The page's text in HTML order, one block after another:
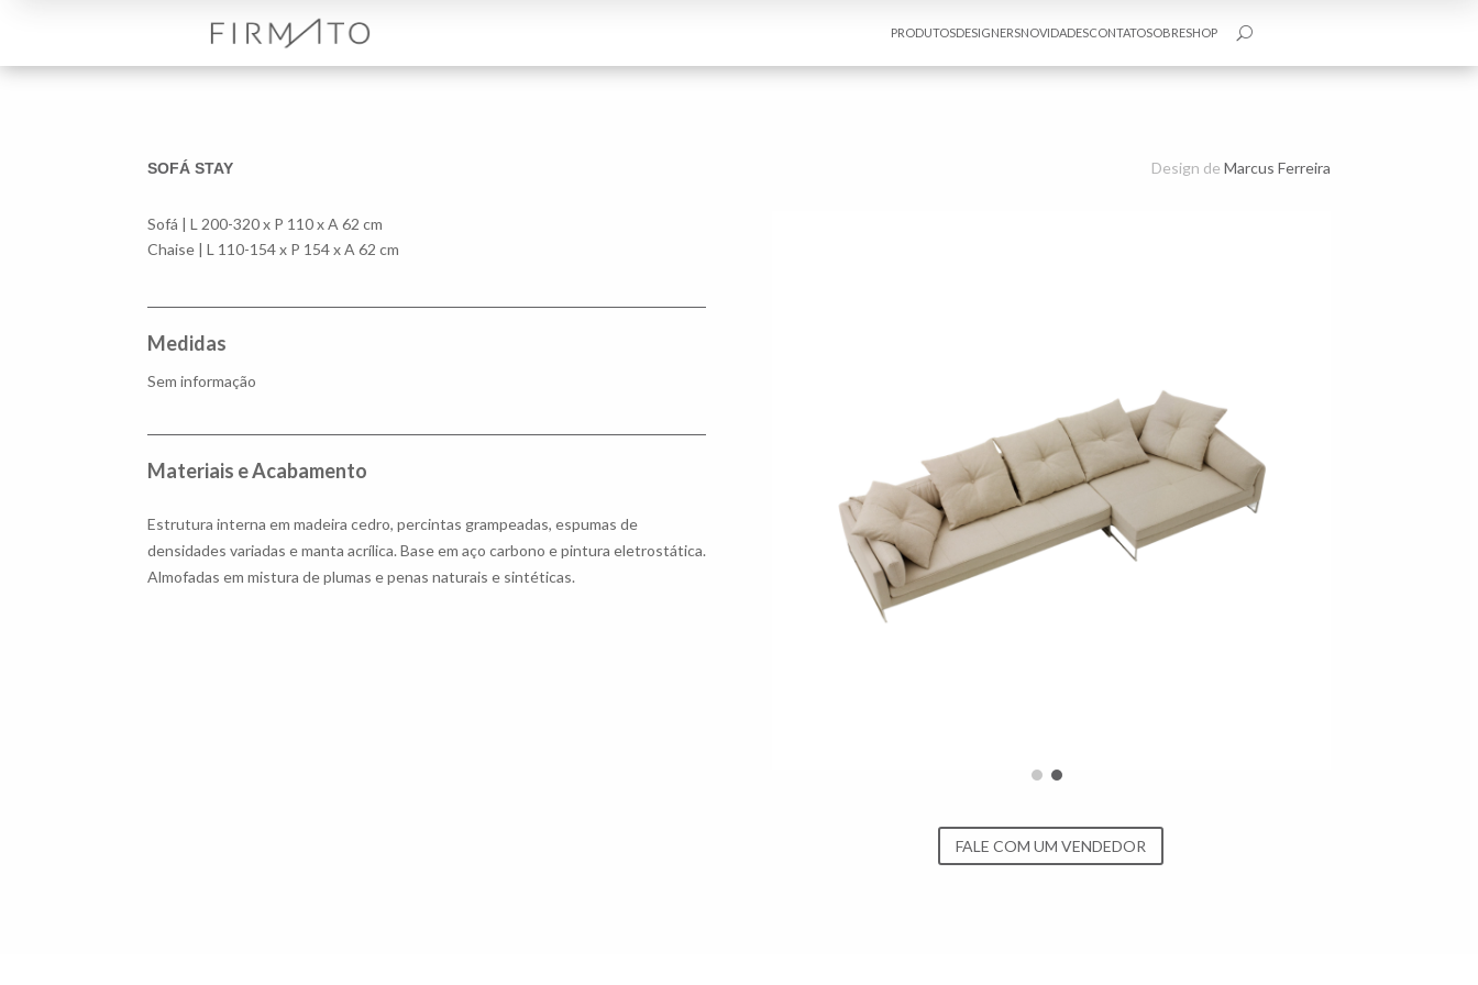
PRODUTOSDESIGNERSNOVIDADESCONTATOSOBRESHOP U
SOFÁ STAY Design de Marcus Ferreira
Sofá | L 200-320 x P 110 x A 62 cm
Chaise | L 110-154 x P 154 x A 62 cm
Medidas
Sem informação
Materiais e Acabamento
Estrutura interna em madeira cedro, percintas grampeadas, espumas de
densidades variadas e manta acrílica. Base em aço carbono e pintura eletrostática.
Almofadas em mistura de plumas e penas naturais e sintéticas.
FALE COM UM VENDEDOR